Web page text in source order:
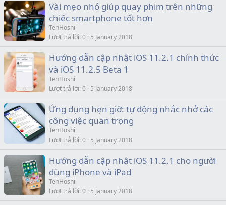
Vài mẹo nhỏ giúp quay phim trên những
chiếc smartphone tốt hơn
TenHoshi
Lượt trả lời 0 5 January 2018
Hướng dẫn cập nhật iOS 11.2.1 chính thức
và iOS 11.2.5 Beta 1
TenHoshi
Lượt trả lời 0 5 January 2018
Ứng dụng hẹn giờ: tự động nhắc nhở các
công việc quan trọng
TenHoshi
Lượt trả lời 0 5 January 2018
Hướng dẫn cập nhật iOS 11.2.1 cho người
dùng iPhone và iPad
TenHoshi
Lượt trả lời 0 5 January 2018